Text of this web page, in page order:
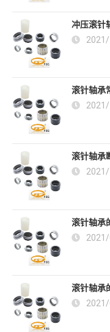
冲压滚针
滚针轴承
滚针轴承
滚针轴承
滚针轴承